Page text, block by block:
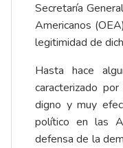
Secretaría
Americanos
legitimidad de
Hasta hace
caracterizado
digno y muy
político en las
defensa de la